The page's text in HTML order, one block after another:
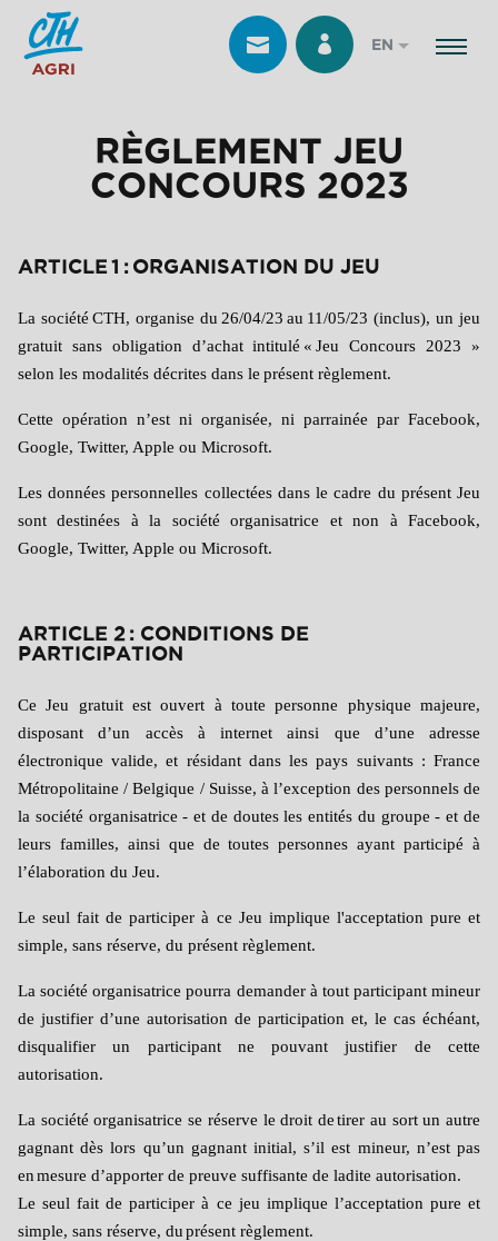
EN
RÈGLEMENT JEU
CONCOURS 2023
ARTICLE 1 : ORGANISATION DU JEU
La société CTH, organise du 26/04/23 au 11/05/23 (inclus), un jeu
gratuit sans obligation d’achat intitulé « Jeu Concours 2023 »
selon les modalités décrites dans le présent règlement.
Cette opération n’est ni organisée, ni parrainée par Facebook,
Google, Twitter, Apple ou Microsoft.
Les données personnelles collectées dans le cadre du présent Jeu
sont destinées à la société organisatrice et non à Facebook,
Google, Twitter, Apple ou Microsoft.
ARTICLE 2 : CONDITIONS DE
PARTICIPATION
Ce Jeu gratuit est ouvert à toute personne physique majeure,
disposant d’un accès à internet ainsi que d’une adresse
électronique valide, et résidant dans les pays suivants : France
Métropolitaine / Belgique / Suisse, à l’exception des personnels de
la société organisatrice - et de doutes les entités du groupe - et de
leurs familles, ainsi que de toutes personnes ayant participé à
l’élaboration du Jeu.
Le seul fait de participer à ce Jeu implique l'acceptation pure et
simple, sans réserve, du présent règlement.
La société organisatrice pourra demander à tout participant mineur
de justifier d’une autorisation de participation et, le cas échéant,
disqualifier un participant ne pouvant justifier de cette
autorisation.
La société organisatrice se réserve le droit detirer au sort un autre
gagnant dès lors qu’un gagnant initial, s’il est mineur, n’est pas
enmesure d’apporter de preuve suffisante de ladite autorisation.
Le seul fait de participer à ce jeu implique l’acceptation pure et
simple, sans réserve, duprésent règlement.